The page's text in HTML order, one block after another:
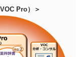
Pro）＞